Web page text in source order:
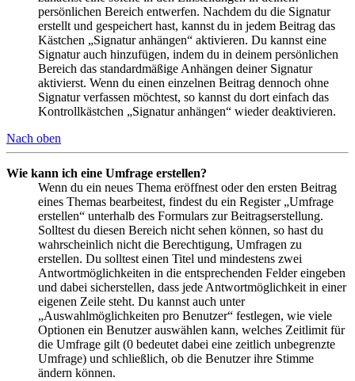
persönlichen Bereich entwerfen. Nachdem du die Signatur
erstellt und gespeichert hast, kannst du in jedem Beitrag das
Kästchen „Signatur anhängen“ aktivieren. Du kannst eine
Signatur auch hinzufügen, indem du in deinem persönlichen
Bereich das standardmäßige Anhängen deiner Signatur
aktivierst. Wenn du einen einzelnen Beitrag dennoch ohne
Signatur verfassen möchtest, so kannst du dort einfach das
Kontrollkästchen „Signatur anhängen“ wieder deaktivieren.
Nach oben
Wie kann ich eine Umfrage erstellen?
Wenn du ein neues Thema eröffnest oder den ersten Beitrag
eines Themas bearbeitest, findest du ein Register „Umfrage
erstellen“ unterhalb des Formulars zur Beitragserstellung.
Solltest du diesen Bereich nicht sehen können, so hast du
wahrscheinlich nicht die Berechtigung, Umfragen zu
erstellen. Du solltest einen Titel und mindestens zwei
Antwortmöglichkeiten in die entsprechenden Felder eingeben
und dabei sicherstellen, dass jede Antwortmöglichkeit in einer
eigenen Zeile steht. Du kannst auch unter
„Auswahlmöglichkeiten pro Benutzer“ festlegen, wie viele
Optionen ein Benutzer auswählen kann, welches Zeitlimit für
die Umfrage gilt (0 bedeutet dabei eine zeitlich unbegrenzte
Umfrage) und schließlich, ob die Benutzer ihre Stimme
ändern können.